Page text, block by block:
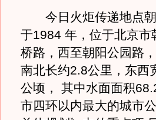
今日火炬传递地点朝
于1984 年，位于北京
桥路，西至朝阳公园路
南北长约2.8公里，东西
公顷， 其中水面面积
市四环以内最大的城市